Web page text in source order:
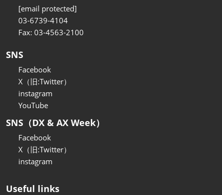
[email protected]
03-6739-4104
Fax: 03-4563-2100
SNS
Facebook
X（旧:Twitter）
instagram
YouTube
SNS（DX & AX Week）
Facebook
X（旧:Twitter）
instagram
Useful links